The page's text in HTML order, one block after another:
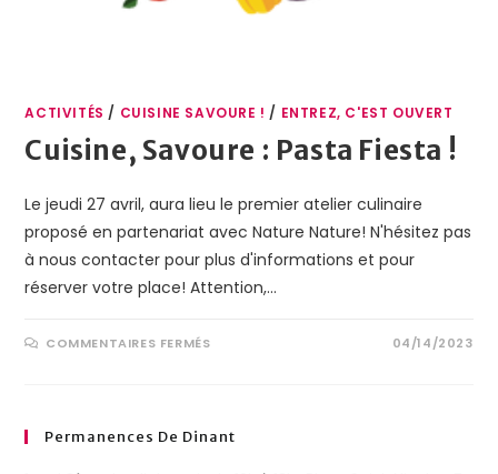
ACTIVITÉS / CUISINE SAVOURE ! / ENTREZ, C'EST OUVERT
Cuisine, Savoure : Pasta Fiesta !
Le jeudi 27 avril, aura lieu le premier atelier culinaire
proposé en partenariat avec Nature Nature! N'hésitez pas
à nous contacter pour plus d'informations et pour
réserver votre place! Attention,…
COMMENTAIRES FERMÉS 04/14/2023
Permanences De Dinant